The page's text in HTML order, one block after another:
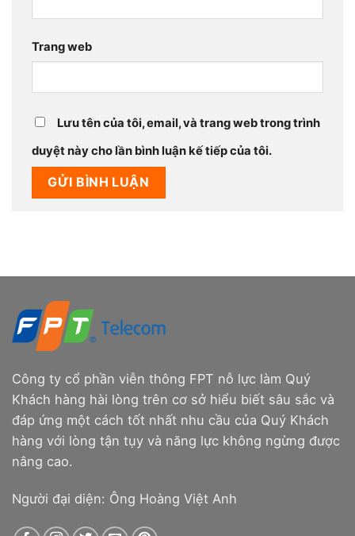
Trang web
Lưu tên của tôi, email, và trang web trong trình
duyệt này cho lần bình luận kế tiếp của tôi.
Công ty cổ phần viễn thông FPT nỗ lực làm Quý
Khách hàng hài lòng trên cơ sở hiểu biết sâu sắc và
đáp ứng một cách tốt nhất nhu cầu của Quý Khách
hàng với lòng tận tụy và năng lực không ngừng được
nâng cao.
Người đại diện: Ông Hoàng Việt Anh